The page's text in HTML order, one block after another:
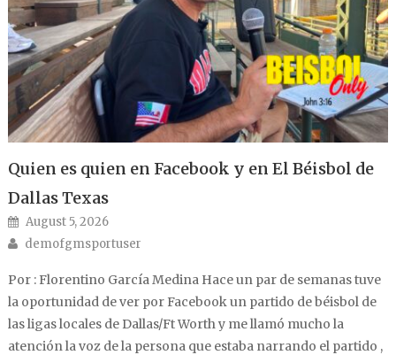
Quien es quien en Facebook y en El Béisbol de
Dallas Texas
Posted on
August 5, 2026
Author
demofgmsportuser
Por : Florentino García Medina Hace un par de semanas tuve
la oportunidad de ver por Facebook un partido de béisbol de
las ligas locales de Dallas/Ft Worth y me llamó mucho la
atención la voz de la persona que estaba narrando el partido ,